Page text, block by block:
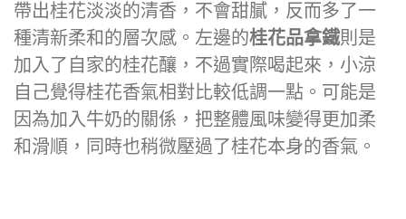
帶出桂花淡淡的清香，不會甜膩，反而多了一
種清新柔和的層次感。左邊的桂花品拿鐵則是
加入了自家的桂花釀，不過實際喝起來，小涼
自己覺得桂花香氣相對比較低調一點。可能是
因為加入牛奶的關係，把整體風味變得更加柔
和滑順，同時也稍微壓過了桂花本身的香氣。